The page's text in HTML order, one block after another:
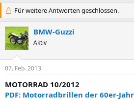
s
t
e
l
l
e
s
t
e
l
m
Für weitere Antworten geschlossen.
BMW-Guzzi
Aktiv
07. Feb. 2013
MOTORRAD 10/2012
PDF: Motorradbrillen der 60er-